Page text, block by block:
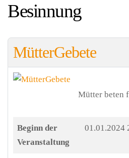
Besinnung
MütterGebete
Mütter beten
Beginn der
Veranstaltung
01.01.2024